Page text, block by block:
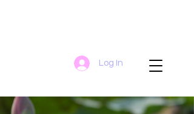
Log In